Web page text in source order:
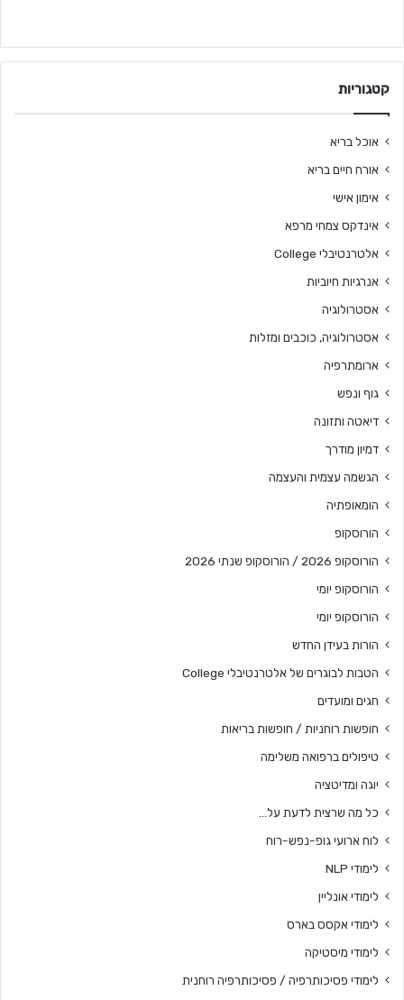
קטגוריות
אוכל בריא
אורח חיים בריא
אימון אישי
אינדקס צמחי מרפא
אלטרנטיבלי College
אנרגיות חיוביות
אסטרולוגיה
אסטרולוגיה, כוכבים ומזלות
ארומתרפיה
גוף ונפש
דיאטה ותזונה
דמיון מודרך
הגשמה עצמית והעצמה
הומאופתיה
הורוסקופ
הורוסקופ 2026 / הורוסקופ שנתי 2026
הורוסקופ יומי
הורוסקופ יומי
הורות בעידן החדש
הטבות לבוגרים של אלטרנטיבלי College
חגים ומועדים
חופשות רוחניות / חופשות בריאות
טיפולים ברפואה משלימה
יוגה ומדיטציה
כל מה שרצית לדעת על…
לוח ארועי גופ-נפש-רוח
לימודי NLP
לימודי אונליין
לימודי אקסס בארס
לימודי מיסטיקה
לימודי פסיכותרפיה / פסיכותרפיה רוחנית